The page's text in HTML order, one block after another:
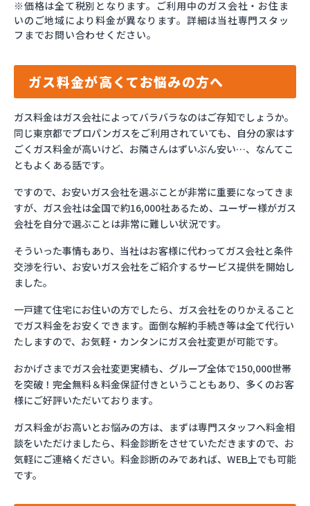
※価格は全て税別となります。ご利用中のガス会社・お住ま
いのご地域により料金が異なります。詳細は当社専門スタッ
フまでお問い合わせください。
ガス料金が高くてお悩みの方へ
ガス料金はガス会社によってバラバラなのはご存知でしょうか。
同じ東京都でプロパンガスをご利用されていても、自分の家はす
ごくガス料金が高いけど、お隣さんはずいぶん安い…、なんてこ
ともよくある話です。
ですので、お安いガス会社を選ぶことが非常に重要になってきま
すが、ガス会社は全国で約16,000社あるため、ユーザー様がガス
会社を自分で選ぶことは非常に難しい状況です。
そういった事情もあり、当社はお客様に代わってガス会社と条件
交渉を行い、お安いガス会社をご紹介するサービス提供を開始し
ました。
一戸建て住宅にお住いの方でしたら、ガス会社をのりかえること
でガス料金をお安くできます。面倒な解約手続き等は全て代行い
たしますので、お気軽・カンタンにガス会社変更が可能です。
おかげさまでガス会社変更実績も、グループ全体で150,000世帯
を突破！完全無料＆料金保証付きということもあり、多くのお客
様にご好評いただいております。
ガス料金がお高いとお悩みの方は、まずは専門スタッフへ料金相
談をいただけましたら、料金診断をさせていただきますので、お
気軽にご連絡ください。料金診断のみであれば、WEB上でも可能
です。